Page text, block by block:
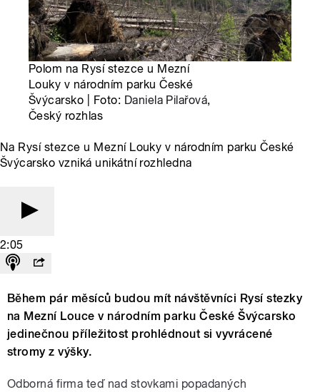
Polom na Rysí stezce u Mezní
Louky v národním parku České
Švýcarsko | Foto: Daniela Pilařová,
Český rozhlas
Na Rysí stezce u Mezní Louky v národním parku České
Švýcarsko vzniká unikátní rozhledna
2:05
Během pár měsíců budou mít návštěvníci Rysí stezky
na Mezní Louce v národním parku České Švýcarsko
jedinečnou příležitost prohlédnout si vyvrácené
stromy z výšky.
Odborná firma teď nad stovkami popadaných